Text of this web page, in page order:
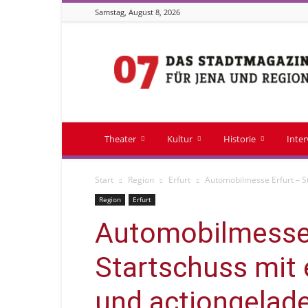
Samstag, August 8, 2026
07
Theater Kultur Historie
Start Region Erfurt Automobilmesse Erfurt –
Region Erfurt
Startschuss mit